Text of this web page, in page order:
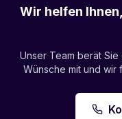
Wir helfen
Unser Team berät
Wünsche mit und wir